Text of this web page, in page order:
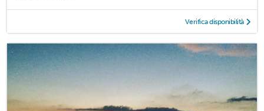
Verifica disponibilità